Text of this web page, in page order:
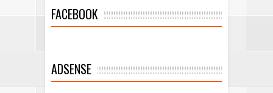
FACEBOOK
ADSENSE